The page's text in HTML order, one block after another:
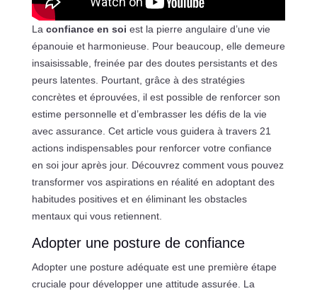
La confiance en soi est la pierre angulaire d’une vie
épanouie et harmonieuse. Pour beaucoup, elle demeure
insaisissable, freinée par des doutes persistants et des
peurs latentes. Pourtant, grâce à des stratégies
concrètes et éprouvées, il est possible de renforcer son
estime personnelle et d’embrasser les défis de la vie
avec assurance. Cet article vous guidera à travers 21
actions indispensables pour renforcer votre confiance
en soi jour après jour. Découvrez comment vous pouvez
transformer vos aspirations en réalité en adoptant des
habitudes positives et en éliminant les obstacles
mentaux qui vous retiennent.
Adopter une posture de confiance
Adopter une posture adéquate est une première étape
cruciale pour développer une attitude assurée. La